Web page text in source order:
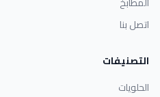
اتصل بنا
التصنيفات
الحلويات